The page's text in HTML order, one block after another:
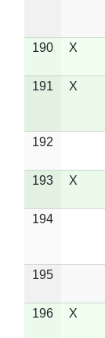
190
X
191 X
192
193 X
194
195
196 X